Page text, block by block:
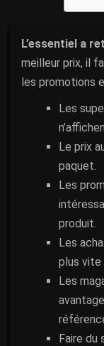
L’essentiel a
meilleur prix, il
les promotions
Les
Le prix
paquet.
Les
produit.
Les
plus vite
Les
Faire du